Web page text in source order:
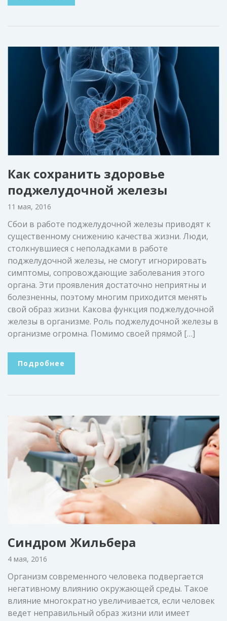
Как сохранить здоровье
поджелудочной железы
11 мая, 2016
Сбои в работе поджелудочной железы приводят к
существенному снижению качества жизни. Люди,
столкнувшиеся с неполадками в работе
поджелудочной железы, не смогут игнорировать
симптомы, сопровождающие заболевания этого
органа. Эти проявления достаточно неприятны и
болезненны, поэтому многим приходится менять
свой образ жизни. Какова функция поджелудочной
железы в организме. Роль поджелудочной железы в
организме огромна. Помимо своей прямой […]
Подробнее
Синдром Жильбера
4 мая, 2016
Организм современного человека подвергается
негативному влиянию окружающей среды. Такое
влияние многократно увеличивается, если человек
ведет неправильный образ жизни или имеет